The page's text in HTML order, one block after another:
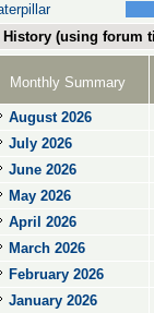
History (using forum
Monthly Summary
August 2026
July 2026
June 2026
May 2026
April 2026
March 2026
February 2026
January 2026